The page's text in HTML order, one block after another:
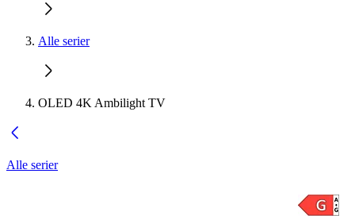
Alle serier
OLED 4K Ambilight TV
Alle serier